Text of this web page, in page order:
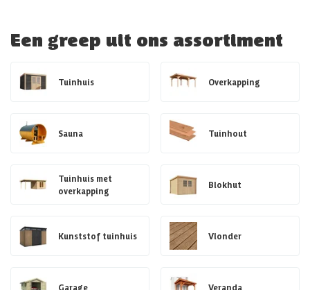
Een greep uit ons assortiment
Tuinhuis Overkapping
Sauna Tuinhout
Tuinhuis met
overkapping
Blokhut
Kunststof tuinhuis Vlonder
Garage Veranda